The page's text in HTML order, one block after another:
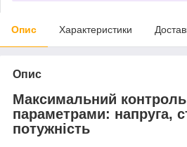
Опис Характеристики
Опис
Максимальний
параметрами: напруга,
потужність